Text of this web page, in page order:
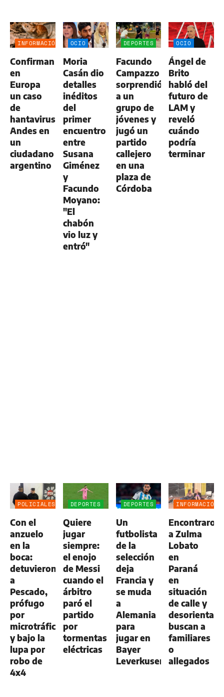
INFORMACIÓN
Confirman
en
Europa
un caso
de
hantavirus
Andes en
un
ciudadano
argentino
OCIO
Moria
Casán dio
detalles
inéditos
del
primer
encuentro
entre
Susana
Giménez
y
Facundo
Moyano:
"El
chabón
vio luz y
entró"
DEPORTES
Facundo
Campazzo
sorprendió
a un
grupo de
jóvenes y
jugó un
partido
callejero
en una
plaza de
Córdoba
OCIO
Ángel de
Brito
habló del
futuro de
LAM y
reveló
cuándo
podría
terminar
POLICIALES
Con el
anzuelo
en la
boca:
detuvieron
a
Pescado,
prófugo
por
microtráfico
y bajo la
lupa por
robo de
4x4
DEPORTES
Quiere
jugar
siempre:
el enojo
de Messi
cuando el
árbitro
paró el
partido
por
tormentas
eléctricas
DEPORTES
Un
futbolista
de la
selección
deja
Francia y
se muda
a
Alemania
para
jugar en
Bayer
Leverkusen
INFORMACIÓN
Encontraron
a Zulma
Lobato
en
Paraná
en
situación
de calle y
buscan a
familiares
o
allegados